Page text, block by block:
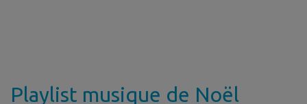
Playlist musique de Noël